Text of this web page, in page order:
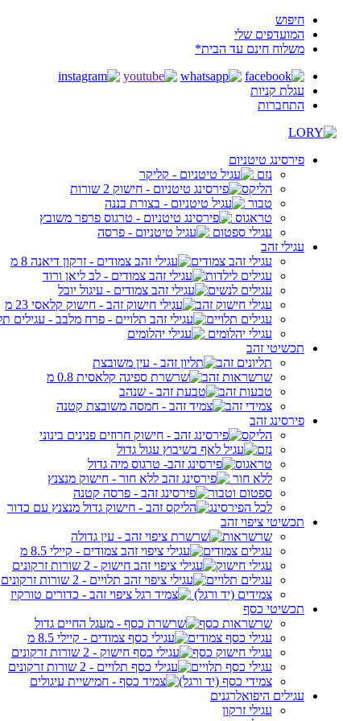
חיפוש
המועדפים שלי
משלוח חינם עד הבית*
עגלת קניות
התחברות
פירסינג טיטניום
נזם
הליקס
טבור
טראגוס
עגילי ספטום
עגילי זהב
עגילי זהב צמודים
עגילים לילדות
עגילים לנשים
עגילי חישוק זהב
עגילים תלויים
עגילי יהלומים
תכשיטי זהב
תליונים זהב
שרשראות זהב
טבעות זהב
צמידי זהב
פירסינג זהב
הליקס
נזם
טראגוס
ללא חור
ספטום וטבור
לכל הפירסינג
תכשיטי ציפוי זהב
שרשראות
עגילים צמודים
עגילי חישוק
עגילים תלויים
צמידים (יד ורגל)
תכשיטי כסף
שרשראות כסף
עגילי כסף צמודים
עגילי חישוק כסף
עגילי כסף תלויים
צמידי כסף (יד ורגל)
עגילים היפואלרגנים
עגילי זרקון